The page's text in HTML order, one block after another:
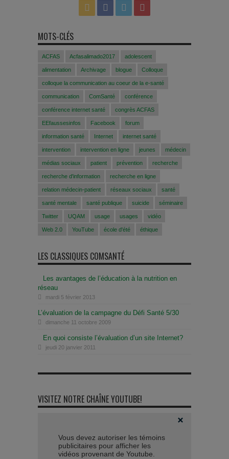
MOTS-CLÉS
ACFAS Acfasalimado2017 adolescent
alimentation Archivage blogue Colloque
colloque la communication au coeur de la e-santé
communication ComSanté conférence
conférence internet santé congrès ACFAS
EEfaussesinfos Facebook forum
information santé Internet internet santé
intervention intervention en ligne jeunes médecin
médias sociaux patient prévention recherche
recherche d'information recherche en ligne
relation médecin-patient réseaux sociaux santé
santé mentale santé publique suicide séminaire
Twitter UQAM usage usages vidéo
Web 2.0 YouTube école d'été éthique
LES CLASSIQUES COMSANTÉ
Les avantages de l’éducation à la nutrition en
réseau
mardi 5 février 2013
L’évaluation de la campagne du Défi Santé 5/30
dimanche 11 octobre 2009
En quoi consiste l’évaluation d’un site Internet?
jeudi 20 janvier 2011
VISITEZ NOTRE CHAÎNE YOUTUBE!
Vous devez autoriser les témoins
publicitaires pour afficher les
vidéos provenant de Youtube.